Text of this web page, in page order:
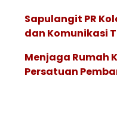
Sapulangit PR
dan Komunikasi
Menjaga Rumah
Persatuan